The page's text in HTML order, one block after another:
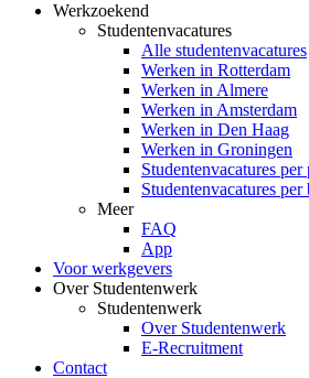
Werkzoekend
Studentenvacatures
Alle studentenvacatures
Werken in Rotterdam
Werken in Almere
Werken in Amsterdam
Werken in Den Haag
Werken in Groningen
Studentenvacatures per
Studentenvacatures per
Meer
FAQ
App
Voor werkgevers
Over Studentenwerk
Studentenwerk
Over Studentenwerk
E-Recruitment
Contact